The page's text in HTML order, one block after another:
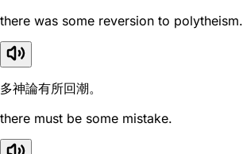
there was some reversion to polytheism.
多神論有所回潮。
there must be some mistake.